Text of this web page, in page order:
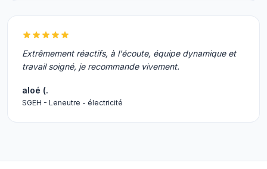
Extrêmement réactifs, à l'écoute, équipe dynamique et
travail soigné, je recommande vivement.
aloé (.
SGEH - Leneutre - électricité